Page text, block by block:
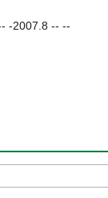
-2007.8 -- --